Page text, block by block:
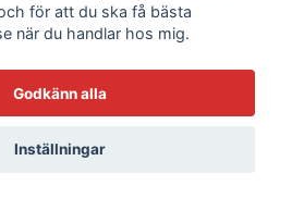
Kontakt
2026 Sneekys dekaler
för att du ska få bästa
när du handlar hos mig.
Godkänn alla
Inställningar